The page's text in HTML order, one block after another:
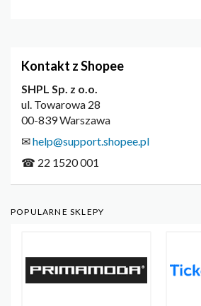
Kontakt z Shopee
SHPL Sp. z o.o.
ul. Towarowa 28
00-839 Warszawa
✉help@support.shopee.pl
☎ 22 1520 001
POPULARNE SKLEPY